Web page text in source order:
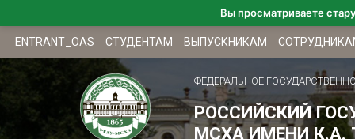
ENTRANT_OAS СТУДЕНТАМ ВЫПУСКНИКАМ
ФЕДЕРАЛЬНОЕ
РОССИЙСКИЙ
МСХА ИМЕНИ К.А.
Вы просматриваете